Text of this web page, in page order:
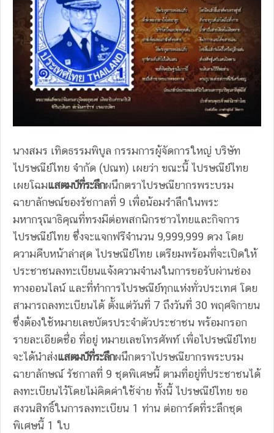
นางสมร เทิดธรรมพิบูล กรรมการผู้จัดการใหญ่ บริษัท
ไปรษณีย์ไทย จำกัด (ปณท) เผยว่า ขณะนี้ ไปรษณีย์ไทย
เผยโฉมแสตมป์ที่ระลึกผนึกตราไปรษณียากรพระบรม
ฉายาลักษณ์ของรัชกาลที่ 9 เพื่อน้อมรำลึกในพระ
มหากรุณาธิคุณที่ทรงมีต่อพสกนิกรชาวไทยและกิจการ
ไปรษณีย์ไทย ซึ่งจะแจกฟรีจำนวน 9,999,999 ดวง โดย
ความคืบหน้าล่าสุด ไปรษณีย์ไทย เตรียมพร้อมที่จะเปิดให้
ประชาชนลงทะเบียนแจ้งความจำนงในการขอรับผ่านช่อง
ทางออนไลน์ และที่ทำการไปรษณีย์ทุกแห่งทั่วประเทศ โดย
สามารถลงทะเบียนได้ ตั้งแต่วันที่ 7 ถึงวันที่ 30 พฤศจิกายน
ซึ่งต้องใช้หมายเลขบัตรประจำตัวประชาชน พร้อมกรอก
รายละเอียดชื่อ ที่อยู่ หมายเลขโทรศัพท์ เพื่อไปรษณีย์ไทย
จะได้นำส่งแสตมป์ที่ระลึกผนึกตราไปรษณียากรพระบรม
ฉายาลักษณ์ รัชกาลที่ 9 ชุดพิเศษนี้ ตามที่อยู่ที่ประชาชนได้
ลงทะเบียนไว้โดยไม่คิดค่าใช้จ่าย ทั้งนี้ ไปรษณีย์ไทย ขอ
สงวนสิทธิ์ในการลงทะเบียน 1 ท่าน ต่อการ์ดที่ระลึกชุด
พิเศษนี้ 1 ใบ